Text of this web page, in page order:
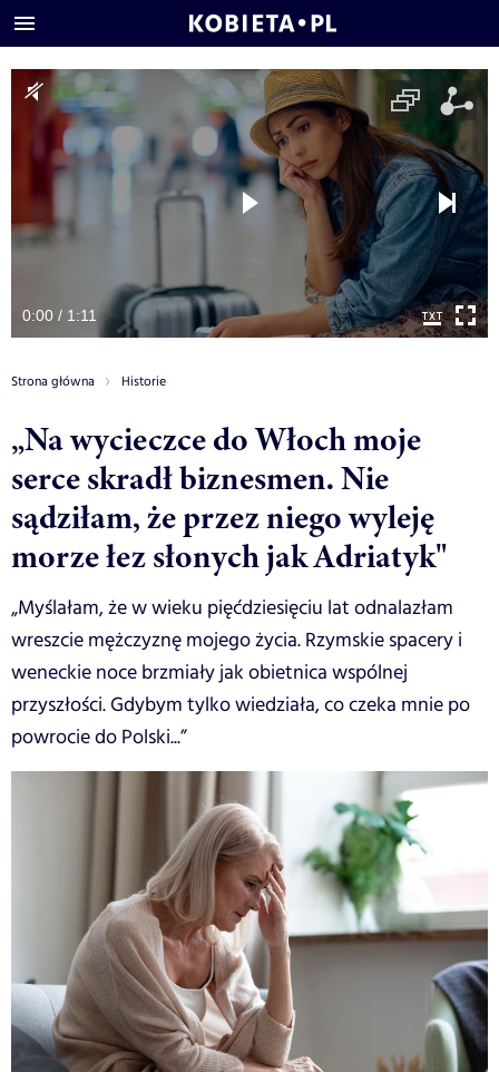
0:00 / 1:11
Strona główna Historie
„Na wycieczce do Włoch moje
serce skradł biznesmen. Nie
sądziłam, że przez niego wyleję
morze łez słonych jak Adriatyk"
„Myślałam, że w wieku pięćdziesięciu lat odnalazłam
wreszcie mężczyznę mojego życia. Rzymskie spacery i
weneckie noce brzmiały jak obietnica wspólnej
przyszłości. Gdybym tylko wiedziała, co czeka mnie po
powrocie do Polski...”